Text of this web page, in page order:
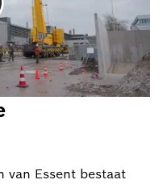
Essent bestaat